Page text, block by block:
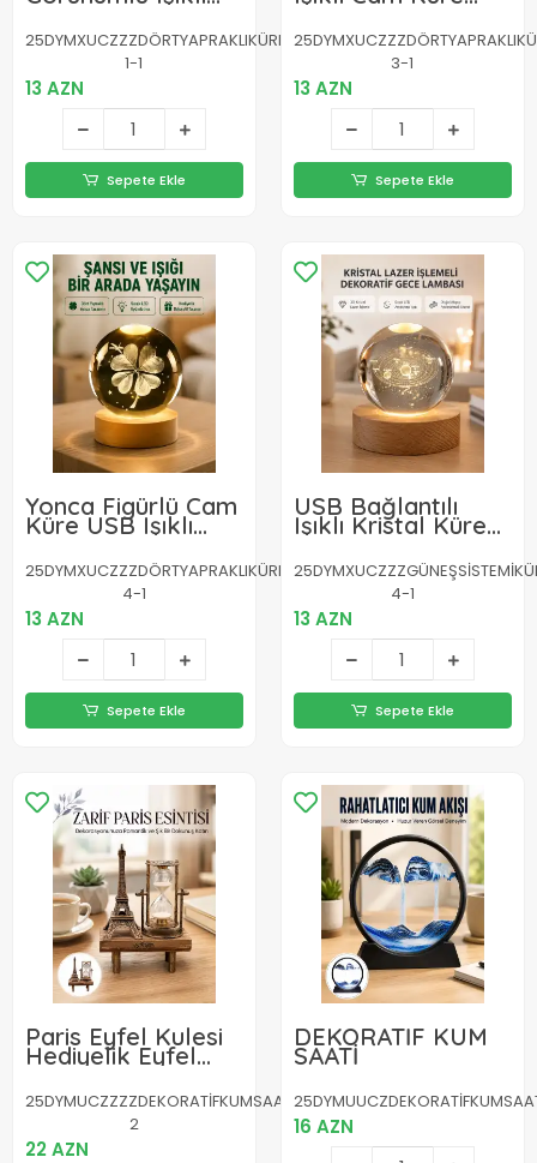
Kristal Cam Küre
USB Masa Gece
Lambası
25DYMXUCZZZDÖRTYAPRAKLIKÜRE-
1-1
13 AZN
Sepete Ekle
Ahşap Standlı
Modern Gece
Lambası 3-1
13 AZN
Sepete Ekle
Yonca Figürlü Cam
Küre USB Işıklı
Ahşap Tabanlı
Dekoratif Masa
Lambası
25DYMXUCZZZDÖRTYAPRAKLIKÜRE-
4-1
13 AZN
Sepete Ekle
USB Bağlantılı
Işıklı Kristal Küre
Modern Ahşap
Tabanlı Dekor
4-1
13 AZN
Sepete Ekle
Paris Eyfel Kulesi
Hediyelik Eyfel
Retro Kum Saati
Dekoratif Eşya
Yeni Nesil
25DYMUCZZZZDEKORATİFKUMSAATLİEEYFELKULESİİİİ2-
2
22 AZN
DEKORATİF KUM
SAATİ
16 AZN